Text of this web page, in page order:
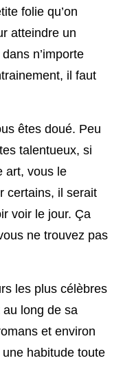
folie qu’on
atteindre un
n’importe
il faut
êtes doué. Peu
talentueux, si
art, vous le
certains, il serait
voir le jour. Ça
ne trouvez pas
les plus célèbres
long de sa
et environ
habitude toute